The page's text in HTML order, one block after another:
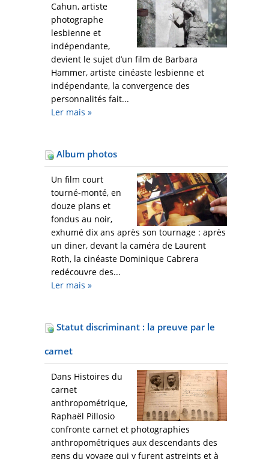
Cahun, artiste
photographe
lesbienne et
indépendante,
devient le sujet d’un film de Barbara
Hammer, artiste cinéaste lesbienne et
indépendante, la convergence des
personnalités fait...
Ler mais »
Album photos
Un film court
tourné-monté, en
douze plans et
fondus au noir,
exhumé dix ans après son tournage : après
un diner, devant la caméra de Laurent
Roth, la cinéaste Dominique Cabrera
redécouvre des...
Ler mais »
Statut discriminant : la preuve par le
carnet
Dans Histoires du
carnet
anthropométrique,
Raphaël Pillosio
confronte carnet et photographies
anthropométriques aux descendants des
gens du voyage qui y furent astreints et à